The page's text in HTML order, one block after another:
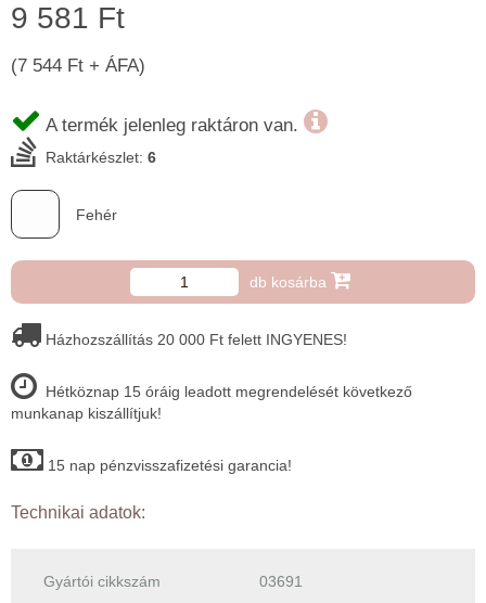
9 581 Ft
(7 544 Ft + ÁFA)
A termék jelenleg raktáron van.
Raktárkészlet: 6
Fehér
db kosárba
Házhozszállítás 20 000 Ft felett INGYENES!
Hétköznap 15 óráig leadott megrendelését következő
munkanap kiszállítjuk!
15 nap pénzvisszafizetési garancia!
Technikai adatok:
Gyártói cikkszám
03691